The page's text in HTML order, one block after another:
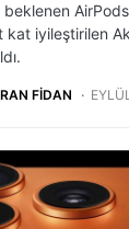
kat iyileştirilen
FIDAN